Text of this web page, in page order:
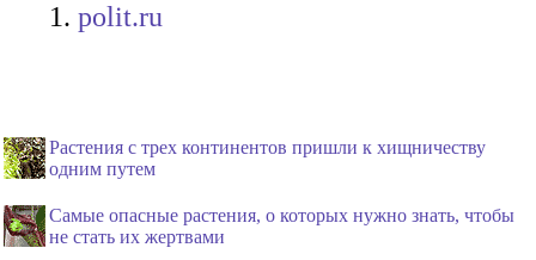
polit.ru
Растения с трех континентов пришли к хищничеству
одним путем
Самые опасные растения, о которых нужно знать, чтобы
не стать их жертвами